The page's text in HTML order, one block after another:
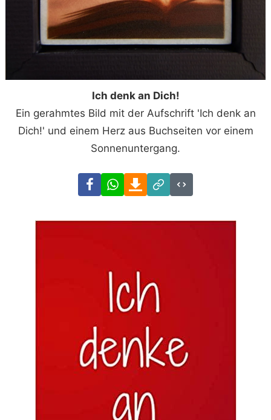
Ich denk an Dich!
Ein gerahmtes Bild mit der Aufschrift 'Ich denk an
Dich!' und einem Herz aus Buchseiten vor einem
Sonnenuntergang.
FacebookWhatsAppDownload
Link
Code